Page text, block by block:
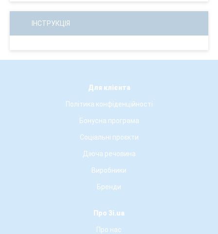
ІНСТРУКЦІЯ
Для клієнта
Політика конфіденційності
Бонусна програма
Соціальні проєкти
Діюча речовина
Виробники
Бренди
Про 3i.ua
Про нас